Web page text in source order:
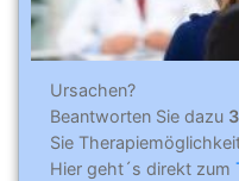
Ursachen?
Beantworten Sie dazu
Sie
Hier geht´s direkt zum